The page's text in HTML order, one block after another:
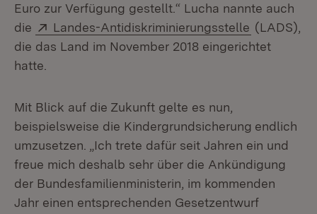
Euro zur Verfügung gestellt.“ Lucha nannte auch
die
Extern:
Landes-Antidiskriminierungsstelle (Öffnet in
(LADS),
die das Land im November 2018 eingerichtet
hatte.
Mit Blick auf die Zukunft gelte es nun,
beispielsweise die Kindergrundsicherung endlich
umzusetzen. „Ich trete dafür seit Jahren ein und
freue mich deshalb sehr über die Ankündigung
der Bundesfamilienministerin, im kommenden
Jahr einen entsprechenden Gesetzentwurf